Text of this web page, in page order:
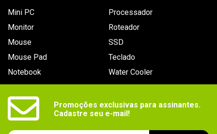
Mini PC
Monitor
Mouse
Mouse Pad
Notebook
Processador
Roteador
SSD
Teclado
Water Cooler
Promoções exclusivas para assinantes.
Cadastre seu e-mail!